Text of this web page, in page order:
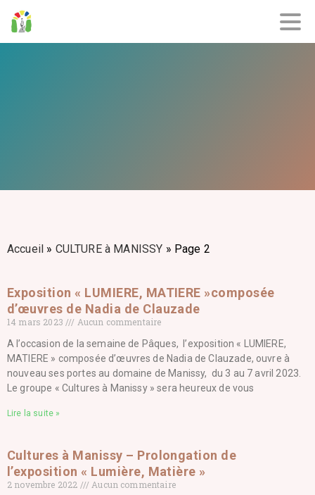
Accueil » CULTURE à MANISSY » Page 2
Exposition « LUMIERE, MATIERE »composée
d’œuvres de Nadia de Clauzade
14 mars 2023
Aucun commentaire
A l’occasion de la semaine de Pâques, l’exposition « LUMIERE,
MATIERE » composée d’œuvres de Nadia de Clauzade, ouvre à
nouveau ses portes au domaine de Manissy, du 3 au 7 avril 2023.
Le groupe « Cultures à Manissy » sera heureux de vous
Lire la suite »
Cultures à Manissy – Prolongation de
l’exposition « Lumière, Matière »
2 novembre 2022
Aucun commentaire